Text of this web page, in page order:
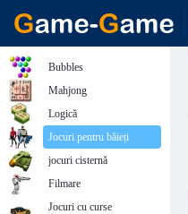
Bubbles
Mahjong
Logică
Jocuri pentru băieți
jocuri cisternă
Filmare
Jocuri cu curse